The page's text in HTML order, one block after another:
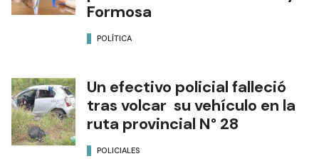
Formosa
POLÍTICA
Un efectivo policial falleció
tras volcar su vehículo en la
ruta provincial N° 28
POLICIALES